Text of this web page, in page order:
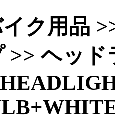
ク用品
>> ヘッ